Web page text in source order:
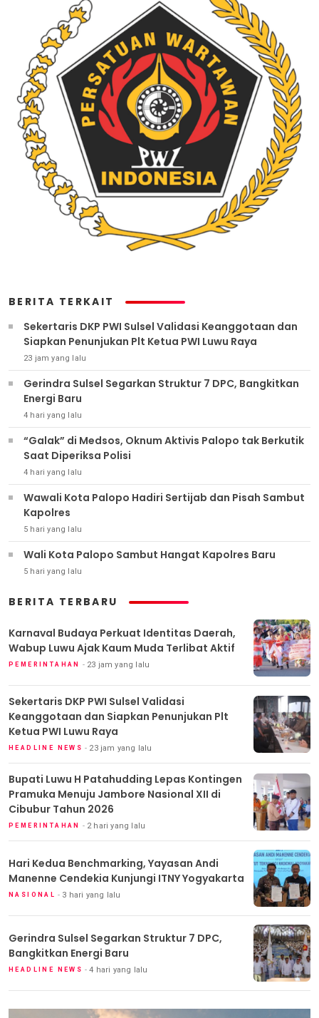
BERITA TERKAIT
Sekertaris DKP PWI Sulsel Validasi Keanggotaan dan
Siapkan Penunjukan Plt Ketua PWI Luwu Raya
23 jam yang lalu
Gerindra Sulsel Segarkan Struktur 7 DPC, Bangkitkan
Energi Baru
4 hari yang lalu
“Galak” di Medsos, Oknum Aktivis Palopo tak Berkutik
Saat Diperiksa Polisi
4 hari yang lalu
Wawali Kota Palopo Hadiri Sertijab dan Pisah Sambut
Kapolres
5 hari yang lalu
Wali Kota Palopo Sambut Hangat Kapolres Baru
5 hari yang lalu
BERITA TERBARU
Karnaval Budaya Perkuat Identitas Daerah,
Wabup Luwu Ajak Kaum Muda Terlibat Aktif
PEMERINTAHAN 23 jam yang lalu
Sekertaris DKP PWI Sulsel Validasi
Keanggotaan dan Siapkan Penunjukan Plt
Ketua PWI Luwu Raya
HEADLINE NEWS 23 jam yang lalu
Bupati Luwu H Patahudding Lepas Kontingen
Pramuka Menuju Jambore Nasional XII di
Cibubur Tahun 2026
PEMERINTAHAN 2 hari yang lalu
Hari Kedua Benchmarking, Yayasan Andi
Manenne Cendekia Kunjungi ITNY Yogyakarta
NASIONAL 3 hari yang lalu
Gerindra Sulsel Segarkan Struktur 7 DPC,
Bangkitkan Energi Baru
HEADLINE NEWS 4 hari yang lalu